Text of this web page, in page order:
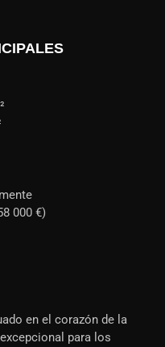
000 €)
en el corazón de la
para los